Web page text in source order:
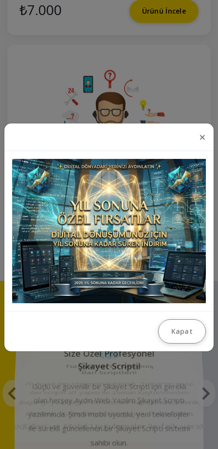
₺7.000 Ürünü İncele
+1 Yıl Teknik Destek Paketi
₺12.500 Ürünü İncele
Size Özel Profesyonel
Şikayet Scripti!
Güçlü ve güvenilir bir Şikayet Scripti için gerekli
olan herşey Aydın Web Yazılım Şikayet Scripti
yazılımında. Şimdi mobil uyumlu, yeni teknolojiler
ile sürekli güncellenen bir Şikayet Scripti sistemi
sahibi olun.
×
Kapat